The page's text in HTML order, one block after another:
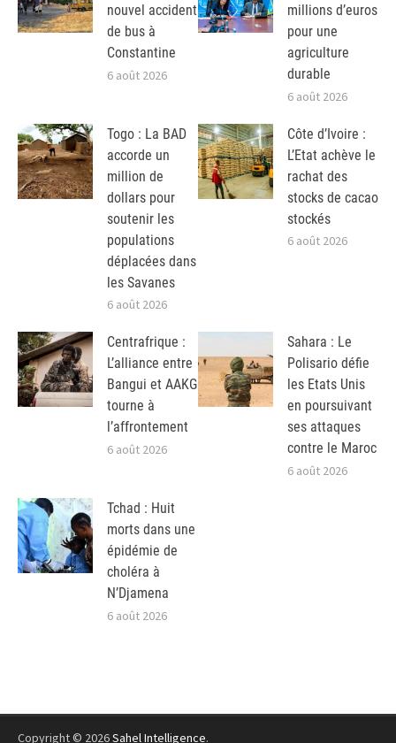
nouvel accident
de bus à
Constantine
6 août 2026
millions d’euros
pour une
agriculture
durable
6 août 2026
Togo : La BAD
accorde un
million de
dollars pour
soutenir les
populations
déplacées dans
les Savanes
6 août 2026
Côte d’Ivoire :
L’Etat achève le
rachat des
stocks de cacao
stockés
6 août 2026
Centrafrique :
L’alliance entre
Bangui et AAKG
tourne à
l’affrontement
6 août 2026
Sahara : Le
Polisario défie
les Etats Unis
en poursuivant
ses attaques
contre le Maroc
6 août 2026
Tchad : Huit
morts dans une
épidémie de
choléra à
N’Djamena
6 août 2026
Copyright © 2026Sahel Intelligence.